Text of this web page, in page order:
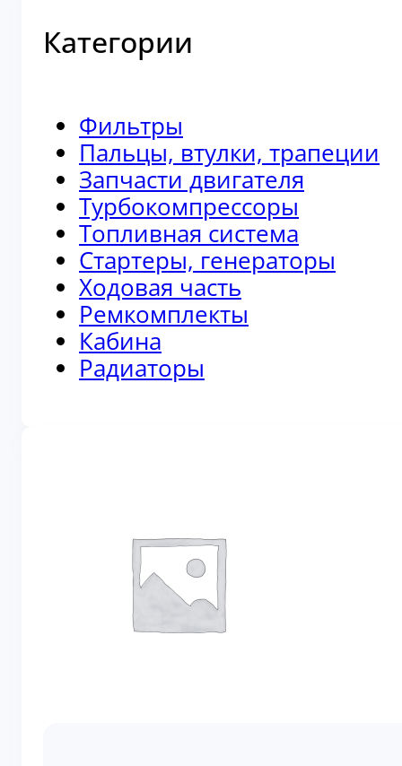
Пальцы, втулки, трапеции
Запчасти двигателя
Турбокомпрессоры
Топливная система
Стартеры, генераторы
Ходовая часть
Ремкомплекты
Кабина
Радиаторы